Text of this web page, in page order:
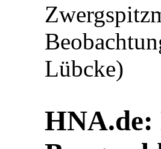
Lübcke)
HNA.de: